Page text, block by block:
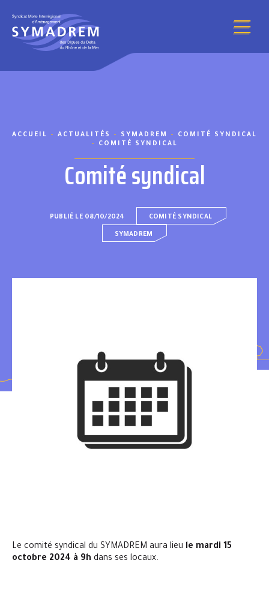
ACCUEIL - ACTUALITÉS - SYMADREM - COMITÉ SYNDICAL
- COMITÉ SYNDICAL
Comité syndical
PUBLIÉ LE 08/10/2024 COMITÉ SYNDICAL
SYMADREM
Le comité syndical du SYMADREM aura lieu le mardi 15
octobre 2024 à 9h dans ses locaux.